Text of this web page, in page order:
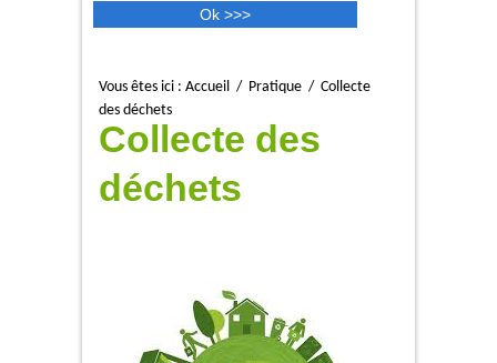
Vous êtes ici : Accueil / Pratique / Collecte
des déchets
Collecte des
déchets